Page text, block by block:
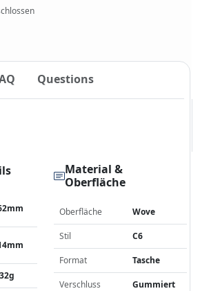
Questions
Material &
Oberfläche
Oberfläche Wove
Stil C6
Format Tasche
Verschluss Gummiert